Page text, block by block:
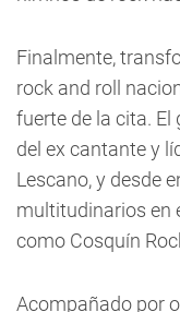
Finalmente,
rock and roll
fuerte de la cita.
del ex cantante y
Lescano, y desde
multitudinarios en
como Cosquín
Acompañado por